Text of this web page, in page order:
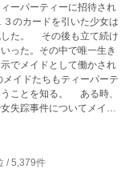
ーパーティーに招待され
のカードを引いた少女は
した。 その後も立て続け
った。その中で唯一生き
でメイドとして働かされ
イドたちもティーパーテ
ことを知る。 ある時、
失踪事件についてメイド
ぐに帰って行った。 そ
るが、何かを隠し守って
には見えた。 果たしてテ
どこへ行ってしまったの
/ 5,379件